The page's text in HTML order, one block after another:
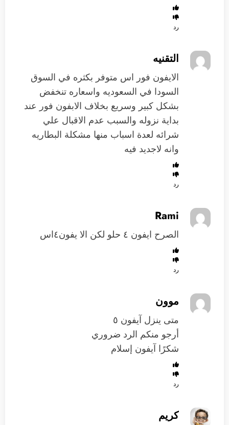
رد
التقنيه
الايفون فور اس متوفر بكثره في السوق
السودا في السعوديه واسعاره تنخفض
بشكل كبير وسريع بخلاف الابفون فور عند
بداية نزوله والسبب عدم الاقبال علي
شرائه لعدة اسباب منها مشكلة البطاريه
وانه لاجديد فيه
رد
Rami
الصرح ايفون ٤ حلو لكن الا يفون٤اس
رد
موون
متى ينزل آيفون ٥
أرجو منكم الرد ضروري
شكرًا آيفون إسلام
رد
كريم